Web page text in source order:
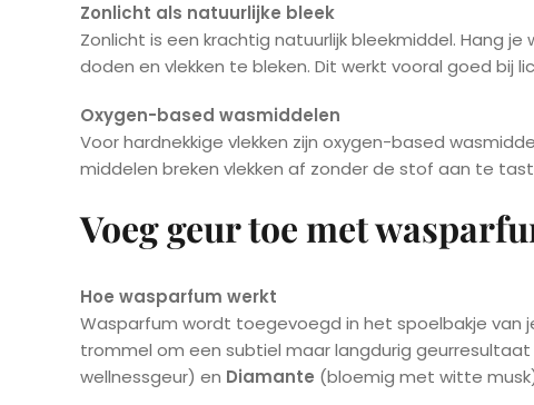
Zonlicht als natuurlijke bleek
Zonlicht is een krachtig natuurlijk bleekmiddel. Hang
doden en vlekken te bleken. Dit werkt vooral goed bij
Oxygen-based wasmiddelen
Voor hardnekkige vlekken zijn oxygen-based
middelen breken vlekken af zonder de stof aan te
Voeg geur toe met
Hoe wasparfum werkt
Wasparfum wordt toegevoegd in het spoelbakje van
trommel om een subtiel maar langdurig geurresultaat
wellnessgeur) en Diamante (bloemig met witte